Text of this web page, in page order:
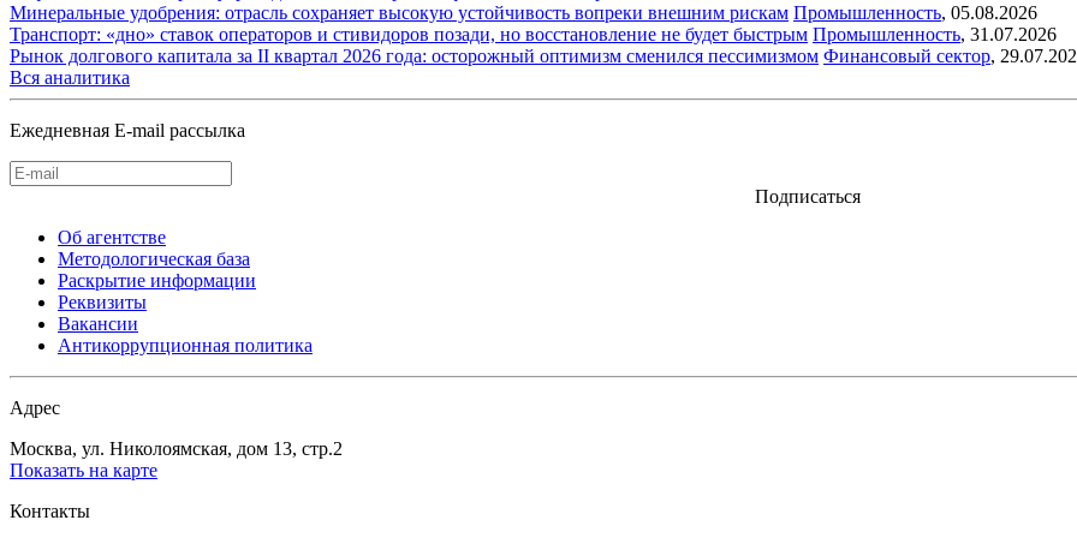
Минеральные удобрения: отрасль сохраняет высокую устойчивость вопреки внешним рискам Промышленность, 05.08.2026
Транспорт: «дно» ставок операторов и стивидоров позади, но восстановление не будет быстрым Промышленность, 31.07.2026
Рынок долгового капитала за II квартал 2026 года: осторожный оптимизм сменился пессимизмом Финансовый сектор,
Вся аналитика
Ежедневная E-mail рассылка
Подписаться
Об агентстве
Методологическая база
Раскрытие информации
Реквизиты
Вакансии
Антикоррупционная политика
Адрес
Москва, ул. Николоямская, дом 13, стр.2
Показать на карте
Контакты